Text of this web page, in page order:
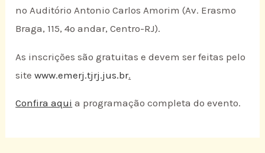
no Auditório Antonio Carlos Amorim (Av. Erasmo
Braga, 115, 4º andar, Centro-RJ).
As inscrições são gratuitas e devem ser feitas pelo
sitewww.emerj.tjrj.jus.br.
Confira aqui a programação completa do evento.